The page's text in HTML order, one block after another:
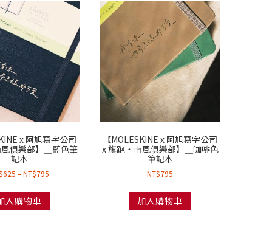
x 阿旭寫字公司
俱樂部】＿藍色筆
記本
625 –NT$795
入購物車
【MOLESKINE x 阿旭寫字公司
x 旗跑・南風俱樂部】＿咖啡色
筆記本
NT$795
加入購物車